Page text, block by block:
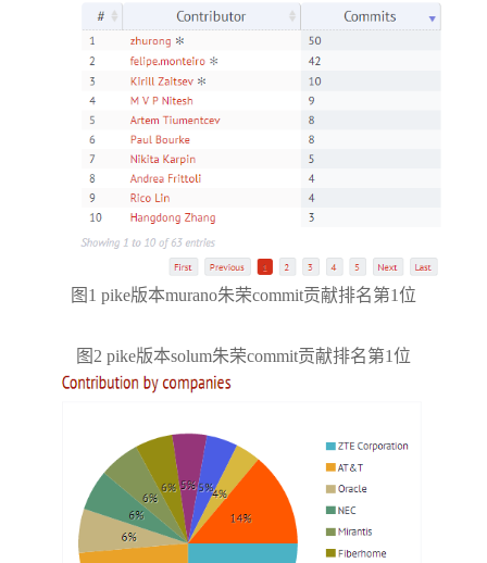
图1 pike版本murano朱荣commit贡献排名第1位
图2 pike版本solum朱荣commit贡献排名第1位